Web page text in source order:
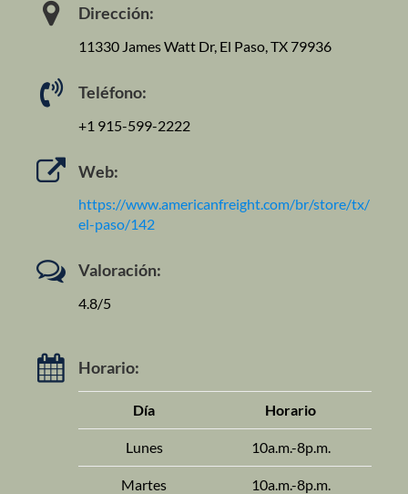
Dirección:
11330 James Watt Dr, El Paso, TX 79936
Teléfono:
+1 915-599-2222
Web:
https://www.americanfreight.com/br/store/tx/
el-paso/142
Valoración:
4.8/5
Horario:
Día Horario
Lunes 10a.m.-8p.m.
Martes 10a.m.-8p.m.